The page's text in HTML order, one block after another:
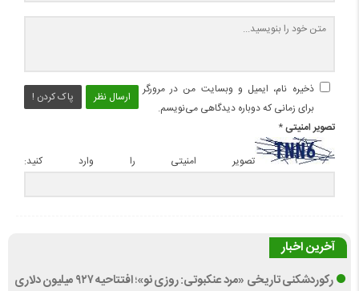
ارسال نظر پاک کردن !
ذخیره نام، ایمیل و وبسایت من در مرورگر
برای زمانی که دوباره دیدگاهی می‌نویسم.
تصویر امنیتی*
تصویر امنیتی را وارد کنید:
آخرین اخبار
رکوردشکنی تاریخی «مرد عنکبوتی: روزی نو»؛ افتتاحیه ۹۲۷ میلیون دلاری